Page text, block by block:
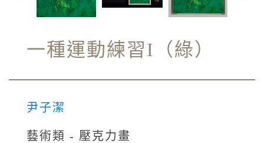
一種運動練習I（綠）
尹子潔
藝術類 - 壓克力畫